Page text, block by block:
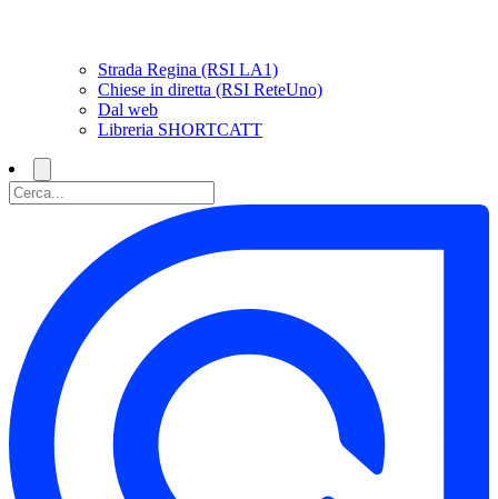
Strada Regina (RSI LA1)
Chiese in diretta (RSI ReteUno)
Dal web
Libreria SHORTCATT